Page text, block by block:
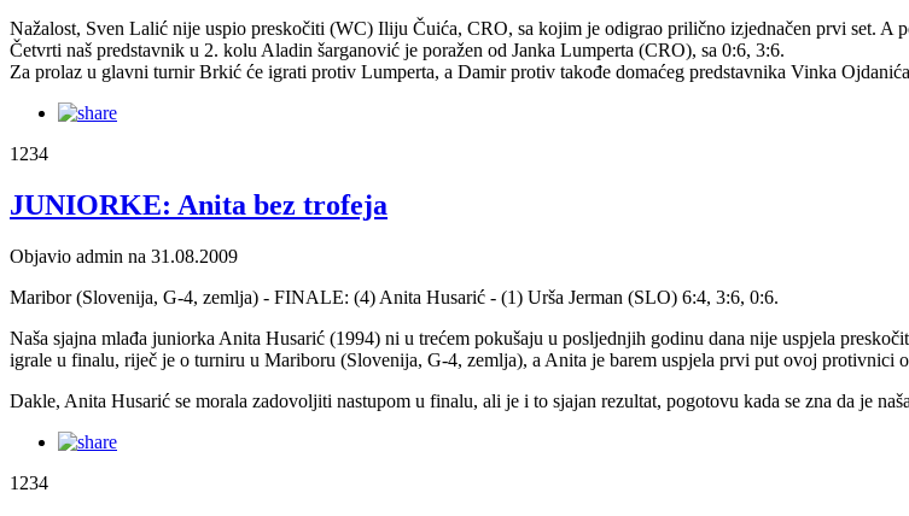
Nažalost, Sven Lalić nije uspio preskočiti (WC) Iliju Čuića, CRO, sa kojim je odigrao prilično izjednačen prvi set. A
Četvrti naš predstavnik u 2. kolu Aladin šarganović je poražen od Janka Lumperta (CRO), sa 0:6, 3:6.
Za prolaz u glavni turnir Brkić će igrati protiv Lumperta, a Damir protiv takođe domaćeg predstavnika Vinka
1234
JUNIORKE: Anita bez trofeja
Objavio admin na 31.08.2009
Maribor (Slovenija, G-4, zemlja) - FINALE: (4) Anita Husarić - (1) Urša Jerman (SLO) 6:4, 3:6, 0:6.
Naša sjajna mlađa juniorka Anita Husarić (1994) ni u trećem pokušaju u posljednjih godinu dana nije uspjela
igrale u finalu, riječ je o turniru u Mariboru (Slovenija, G-4, zemlja), a Anita je barem uspjela prvi put ovoj protivnici
Dakle, Anita Husarić se morala zadovoljiti nastupom u finalu, ali je i to sjajan rezultat, pogotovu kada se zna da je
1234